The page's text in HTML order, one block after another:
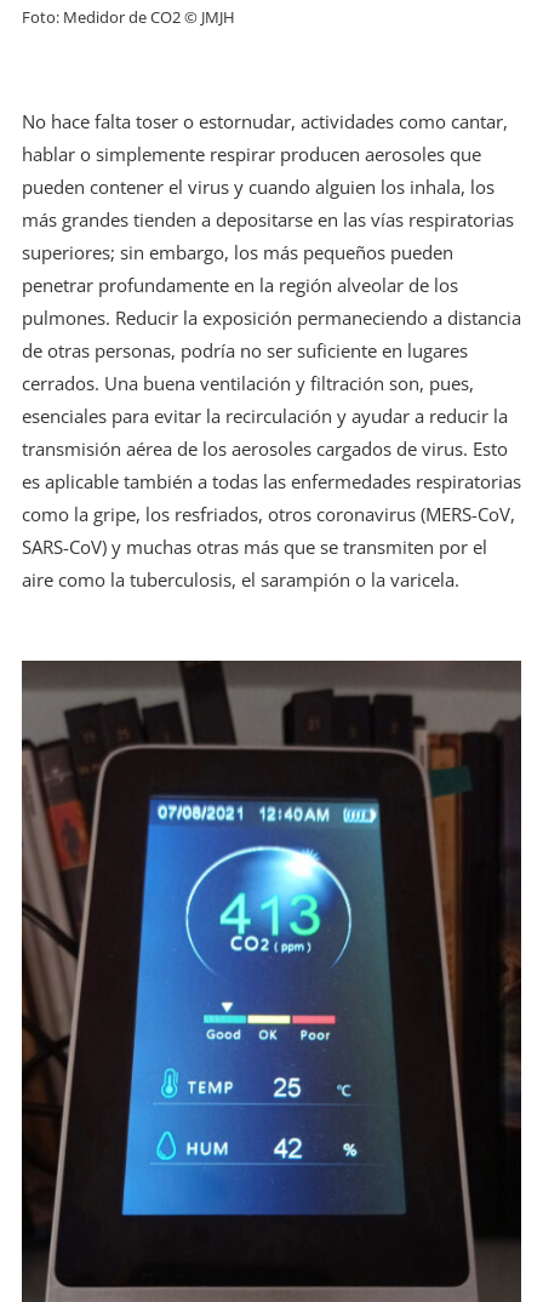
Foto: Medidor de CO2 © JMJH
No hace falta toser o estornudar, actividades como cantar,
hablar o simplemente respirar producen aerosoles que
pueden contener el virus y cuando alguien los inhala, los
más grandes tienden a depositarse en las vías respiratorias
superiores; sin embargo, los más pequeños pueden
penetrar profundamente en la región alveolar de los
pulmones. Reducir la exposición permaneciendo a distancia
de otras personas, podría no ser suficiente en lugares
cerrados. Una buena ventilación y filtración son, pues,
esenciales para evitar la recirculación y ayudar a reducir la
transmisión aérea de los aerosoles cargados de virus. Esto
es aplicable también a todas las enfermedades respiratorias
como la gripe, los resfriados, otros coronavirus (MERS-CoV,
SARS-CoV) y muchas otras más que se transmiten por el
aire como la tuberculosis, el sarampión o la varicela.